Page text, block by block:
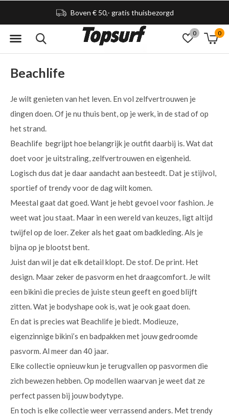
0 0
Boven € 50,- gratis thuisbezorgd
Beachlife
Je wilt genieten van het leven. En vol zelfvertrouwen je
dingen doen. Of je nu thuis bent, op je werk, in de stad of op
het strand.
Beachlife begrijpt hoe belangrijk je outfit daarbij is. Wat dat
doet voor je uitstraling, zelfvertrouwen en eigenheid.
Logisch dus dat je daar aandacht aan besteedt. Dat je stijlvol,
sportief of trendy voor de dag wilt komen.
Meestal gaat dat goed. Want je hebt gevoel voor fashion. Je
weet wat jou staat. Maar in een wereld van keuzes, ligt altijd
twijfel op de loer. Zeker als het gaat om badkleding. Als je
bijna op je blootst bent.
Juist dan wil je dat elk detail klopt. De stof. De print. Het
design. Maar zeker de pasvorm en het draagcomfort. Je wilt
een bikini die precies de juiste steun geeft en goed blijft
zitten. Wat je bodyshape ook is, wat je ook gaat doen.
En dat is precies wat Beachlife je biedt. Modieuze,
eigenzinnige bikini’s en badpakken met jouw gedroomde
pasvorm. Al meer dan 40 jaar.
Elke collectie opnieuw kun je terugvallen op pasvormen die
zich bewezen hebben. Op modellen waarvan je weet dat ze
perfect passen bij jouw bodytype.
En toch is elke collectie weer verrassend anders. Met trendy